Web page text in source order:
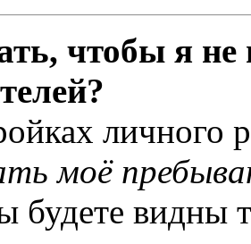
чтобы я
личного
моё
будете видны